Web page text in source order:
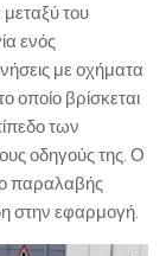
του
ενός
με οχήματα
οποίο βρίσκεται
των
οδηγούς της. Ο
παραλαβής
στην εφαρμογή.